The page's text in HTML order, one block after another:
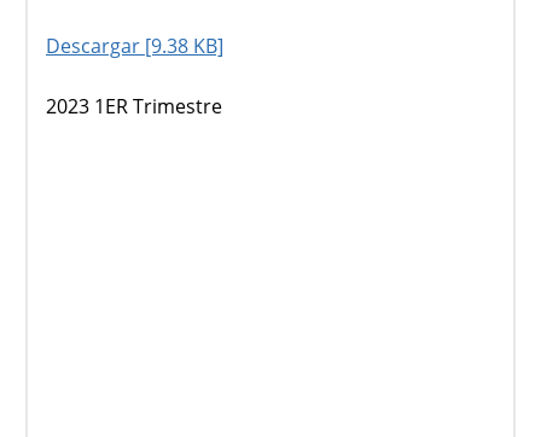
Descargar [9.38 KB]
2023 1ER Trimestre